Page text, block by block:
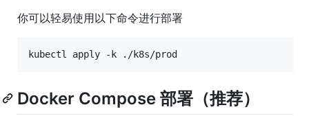
你可以轻易使用以下命令进行部署
kubectl apply -k ./k8s/prod
Docker Compose 部署（推荐）